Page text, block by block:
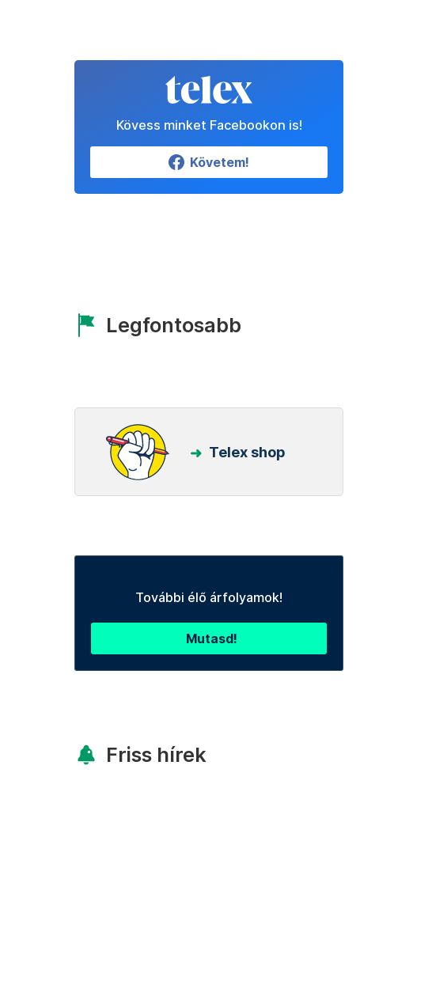
Kövess minket Facebookon is!
Követem!
Legfontosabb
Telex shop
További élő árfolyamok!
Mutasd!
Friss hírek